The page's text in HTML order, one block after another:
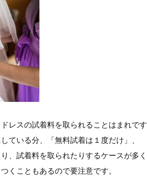
レスの試着料を取られることはまれです
ている分、「無料試着は１度だけ」、
、試着料を取られたりするケースが多く
くこともあるので要注意です。